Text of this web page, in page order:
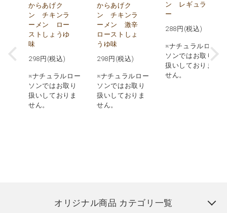
からあげク
ン チキンラ
ーメン ロー
ストしょうゆ
味
298 円(税込)
※ナチュラルロー
ソンではお取り
扱いしておりま
せん。
からあげク
ン チキンラ
ーメン 激辛
ローストしょ
うゆ味
298 円(税込)
※ナチュラルロー
ソンではお取り
扱いしておりま
せん。
ン レギュラ
ー
288 円(税込)
※ナチュラルロー
ソンではお取り
扱いしておりま
せん。
オリジナル商品 カテゴリ一覧